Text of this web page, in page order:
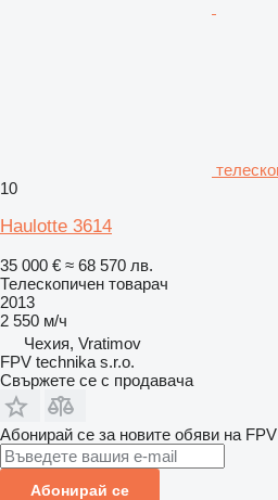
10
Haulotte 3614
35 000 € ≈ 68 570 лв.
Телескопичен товарач
2013
2 550 м/ч
Чехия, Vratimov
FPV technika s.r.o.
Свържете се с продавача
Абонирай се за новите обяви на
Абонирай се